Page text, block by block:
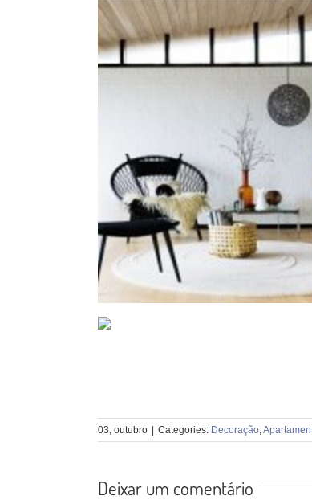
03, outubro Categories: Decoração,
Deixar um comentário